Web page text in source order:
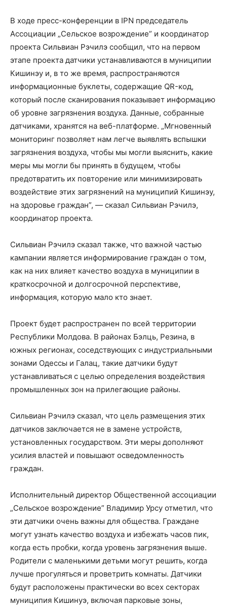
В ходе пресс-конференции в IPN председатель
Ассоциации „Сельское возрождение” и координатор
проекта Сильвиан Рэчилэ сообщил, что на первом
этапе проекта датчики устанавливаются в муниципии
Кишинэу и, в то же время, распространяются
информационные буклеты, содержащие QR-код,
который после сканирования показывает информацию
об уровне загрязнения воздуха. Данные, собранные
датчиками, хранятся на веб-платформе. „Мгновенный
мониторинг позволяет нам легче выявлять вспышки
загрязнения воздуха, чтобы мы могли выяснить, какие
меры мы могли бы принять в будущем, чтобы
предотвратить их повторение или минимизировать
воздействие этих загрязнений на муниципий Кишинэу,
на здоровье граждан”, — сказал Сильвиан Рэчилэ,
координатор проекта.
Сильвиан Рэчилэ сказал также, что важной частью
кампании является информирование граждан о том,
как на них влияет качество воздуха в муниципии в
краткосрочной и долгосрочной перспективе,
информация, которую мало кто знает.
Проект будет распространен по всей территории
Республики Молдова. В районах Бэлць, Резина, в
южных регионах, соседствующих с индустриальными
зонами Одессы и Галац, такие датчики будут
устанавливаться с целью определения воздействия
промышленных зон на прилегающие районы.
Сильвиан Рэчилэ сказал, что цель размещения этих
датчиков заключается не в замене устройств,
установленных государством. Эти меры дополняют
усилия властей и повышают осведомленность
граждан.
Исполнительный директор Общественной ассоциации
„Сельское возрождение” Владимир Урсу отметил, что
эти датчики очень важны для общества. Граждане
могут узнать качество воздуха и избежать часов пик,
когда есть пробки, когда уровень загрязнения выше.
Родители с маленькими детьми могут решить, когда
лучше прогуляться и проветрить комнаты. Датчики
будут расположены практически во всех секторах
муниципия Кишинуэ, включая парковые зоны,